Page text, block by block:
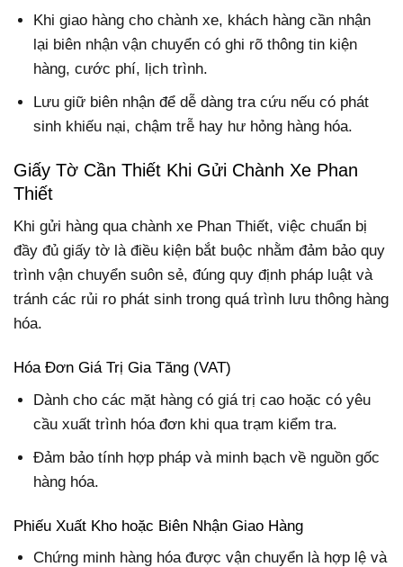
Khi giao hàng cho chành xe, khách hàng cần nhận
lại biên nhận vận chuyển có ghi rõ thông tin kiện
hàng, cước phí, lịch trình.
Lưu giữ biên nhận để dễ dàng tra cứu nếu có phát
sinh khiếu nại, chậm trễ hay hư hỏng hàng hóa.
Giấy Tờ Cần Thiết Khi Gửi Chành Xe Phan
Thiết
Khi gửi hàng qua chành xe Phan Thiết, việc chuẩn bị
đầy đủ giấy tờ là điều kiện bắt buộc nhằm đảm bảo quy
trình vận chuyển suôn sẻ, đúng quy định pháp luật và
tránh các rủi ro phát sinh trong quá trình lưu thông hàng
hóa.
Hóa Đơn Giá Trị Gia Tăng (VAT)
Dành cho các mặt hàng có giá trị cao hoặc có yêu
cầu xuất trình hóa đơn khi qua trạm kiểm tra.
Đảm bảo tính hợp pháp và minh bạch về nguồn gốc
hàng hóa.
Phiếu Xuất Kho hoặc Biên Nhận Giao Hàng
Chứng minh hàng hóa được vận chuyển là hợp lệ và